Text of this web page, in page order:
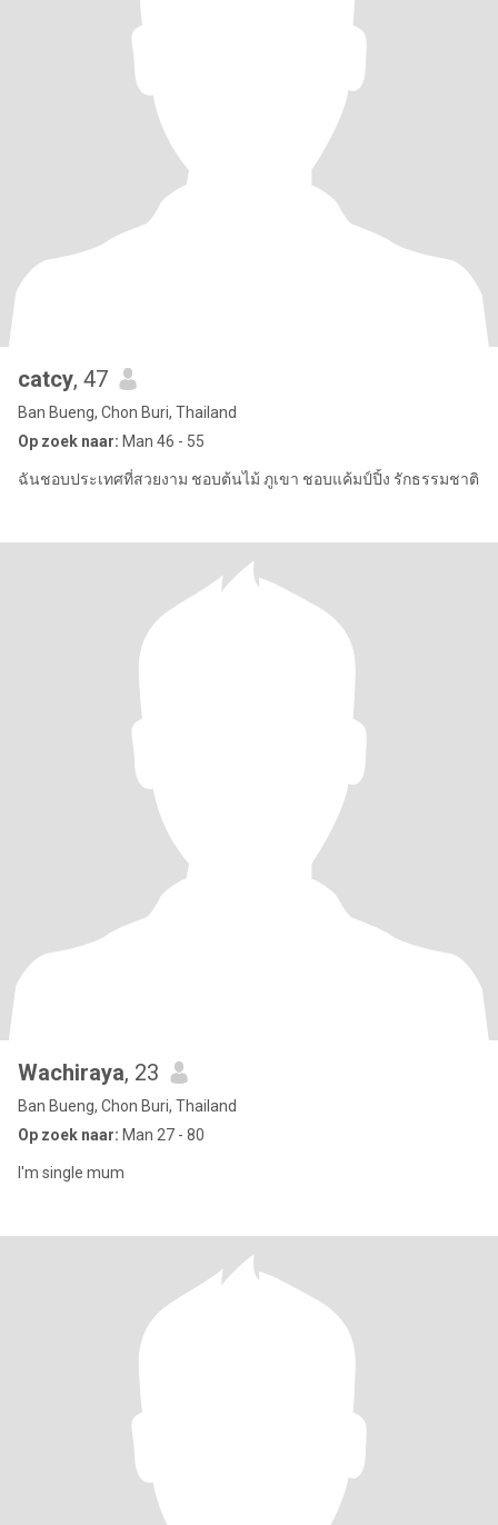
catcy, 47
Ban Bueng, Chon Buri, Thailand
Op zoek naar: Man 46 - 55
ฉันชอบประเทศที่สวยงาม ชอบต้นไม้ ภูเขา ชอบแค้มป์ปิ้ง รักธรรมชาติ
Wachiraya, 23
Ban Bueng, Chon Buri, Thailand
Op zoek naar: Man 27 - 80
I'm single mum